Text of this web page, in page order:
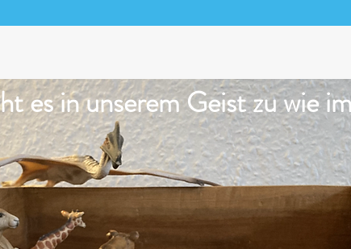
es in unserem Geist zu wie